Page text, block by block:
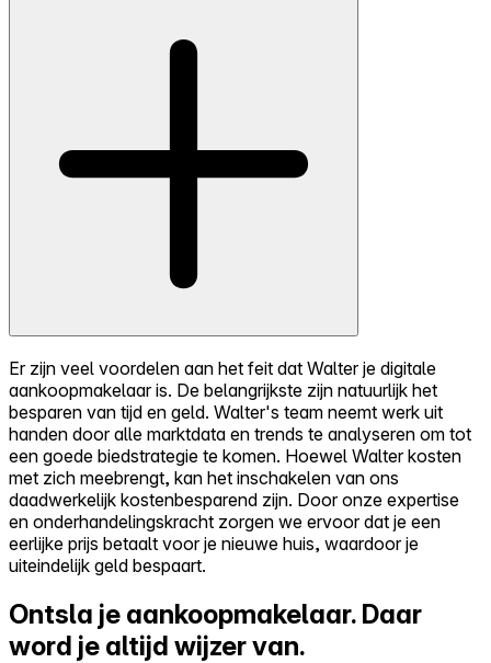
Er zijn veel voordelen aan het feit dat Walter je digitale
aankoopmakelaar is. De belangrijkste zijn natuurlijk het
besparen van tijd en geld. Walter's team neemt werk uit
handen door alle marktdata en trends te analyseren om tot
een goede biedstrategie te komen. Hoewel Walter kosten
met zich meebrengt, kan het inschakelen van ons
daadwerkelijk kostenbesparend zijn. Door onze expertise
en onderhandelingskracht zorgen we ervoor dat je een
eerlijke prijs betaalt voor je nieuwe huis, waardoor je
uiteindelijk geld bespaart.
Ontsla je aankoopmakelaar. Daar
word je altijd wijzer van.